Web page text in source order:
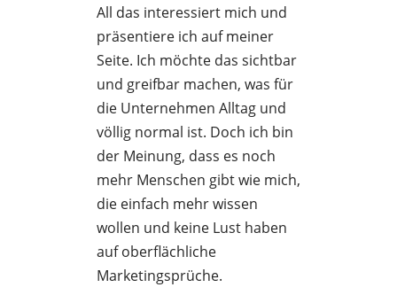
All das interessiert mich und
präsentiere ich auf meiner
Seite. Ich möchte das sichtbar
und greifbar machen, was für
die Unternehmen Alltag und
völlig normal ist. Doch ich bin
der Meinung, dass es noch
mehr Menschen gibt wie mich,
die einfach mehr wissen
wollen und keine Lust haben
auf oberflächliche
Marketingsprüche.